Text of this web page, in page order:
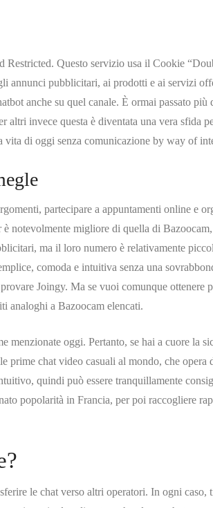
Questo servizio usa il Cookie
annunci pubblicitari, ai prodotti e ai servizi
anche su quel canale. È ormai passato
invece questa è diventata una vera sfida
di oggi senza comunicazione by way of
partecipare a appuntamenti online e
notevolmente migliore di quella di
ma il loro numero è relativamente
comoda e intuitiva senza una
Joingy. Ma se vuoi comunque ottenere
analoghi a Bazoocam elencati.
oggi. Pertanto, se hai a cuore la
chat video casuali al mondo, che opera
quindi può essere tranquillamente
popolarità in Francia, per poi raccogliere
le chat verso altri operatori. In ogni caso,